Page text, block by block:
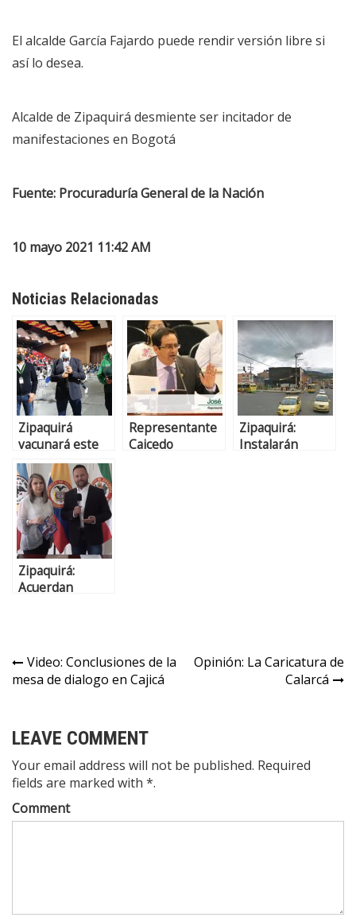
El alcalde García Fajardo puede rendir versión libre si
así lo desea.
Alcalde de Zipaquirá desmiente ser incitador de
manifestaciones en Bogotá
Fuente: Procuraduría General de la Nación
10 mayo 2021 11:42 AM
Noticias Relacionadas
Zipaquirá
vacunará este
lunes 1586
docentes
Representante
Caicedo
Zipaquirá:
Instalarán
Zipaquirá:
Acuerdan
Grancolombiano
Video: Conclusiones de la
mesa de dialogo en Cajicá
Opinión: La Caricatura de
Calarcá
LEAVE COMMENT
Your email address will not be published. Required
fields are marked with *.
Comment